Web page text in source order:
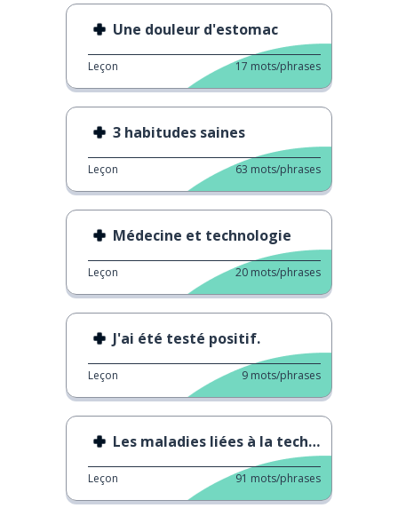
Une douleur d'estomac
Leçon 17 mots/phrases
3 habitudes saines
Leçon 63 mots/phrases
Médecine et technologie
Leçon 20 mots/phrases
J'ai été testé positif.
Leçon 9 mots/phrases
Les maladies liées à la technologie
Leçon 91 mots/phrases